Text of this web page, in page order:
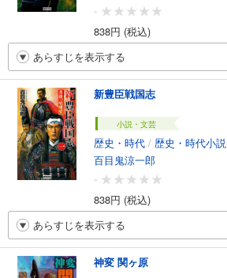
-
838円 (税込)
あらすじを表示する
新豊臣戦国志
小説・文芸
歴史・時代 / 歴史・時代小説
百目鬼涼一郎
-
838円 (税込)
あらすじを表示する
神変 関ヶ原